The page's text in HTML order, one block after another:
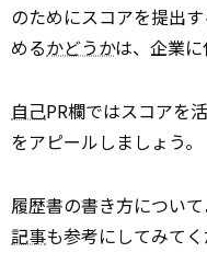
のためにスコアを提出
めるかどうかは、企業に
自己PR欄ではスコアを
をアピールしましょう。
履歴書の書き方につい
記事も参考にしてみてく